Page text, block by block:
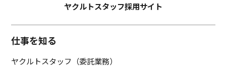
ヤクルトスタッフ採用サイト
仕事を知る
ヤクルトスタッフ（委託業務）